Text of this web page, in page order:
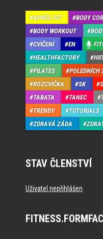
APRÉS-FIT BODY
BODY WORKOUT
CVIČENÍ
EN
HEALTHFACTORY
PILATES
POLEDNÍCH
ROZCVIČKA
SK
TABATA
TANEC
TRENDY
TUTORIALS
ZDRAVÁ ZÁDA
STAV ČLENSTVÍ
Uživatel nepřihlášen